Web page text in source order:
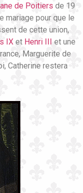
de Poitiers de 19
mariage pour que le
de cette union,
IX et Henri III et une
Marguerite de
Catherine restera